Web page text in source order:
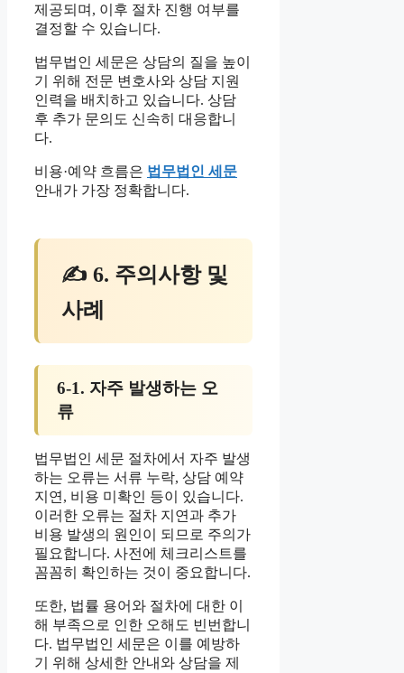
제공되며, 이후 절차 진행 여부를
결정할 수 있습니다.
법무법인 세문은 상담의 질을 높이
기 위해 전문 변호사와 상담 지원
인력을 배치하고 있습니다. 상담
후 추가 문의도 신속히 대응합니
다.
비용·예약 흐름은 법무법인 세문
안내가 가장 정확합니다.
✍ 6. 주의사항 및
사례
6-1. 자주 발생하는 오
류
법무법인 세문 절차에서 자주 발생
하는 오류는 서류 누락, 상담 예약
지연, 비용 미확인 등이 있습니다.
이러한 오류는 절차 지연과 추가
비용 발생의 원인이 되므로 주의가
필요합니다. 사전에 체크리스트를
꼼꼼히 확인하는 것이 중요합니다.
또한, 법률 용어와 절차에 대한 이
해 부족으로 인한 오해도 빈번합니
다. 법무법인 세문은 이를 예방하
기 위해 상세한 안내와 상담을 제